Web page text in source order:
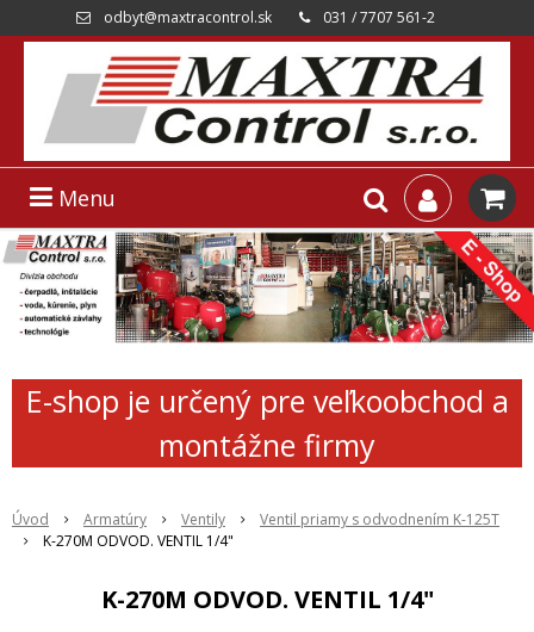
odbyt@maxtracontrol.sk 031 / 7707 561-2
Menu
E-shop je určený pre veľkoobchod a
montážne firmy
Úvod Armatúry Ventily
Ventil priamy s odvodnením K-125T
K-270M ODVOD. VENTIL 1/4"
K-270M ODVOD. VENTIL 1/4"